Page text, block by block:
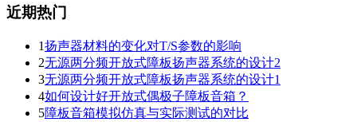
近期热门
1扬声器材料的变化对T/S参数的影响
2无源两分频开放式障板扬声器系统的设计2
3无源两分频开放式障板扬声器系统的设计1
4如何设计好开放式偶极子障板音箱？
5障板音箱模拟仿真与实际测试的对比